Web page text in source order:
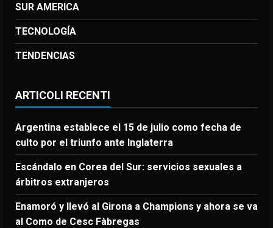
SUR AMERICA
TECNOLOGÍA
TENDENCIAS
ARTICOLI RECENTI
Argentina establece el 15 de julio como fecha de
culto por el triunfo ante Inglaterra
Escándalo en Corea del Sur: servicios sexuales a
árbitros extranjeros
Enamoró y llevó al Girona a Champions y ahora se va
al Como de Cesc Fàbregas